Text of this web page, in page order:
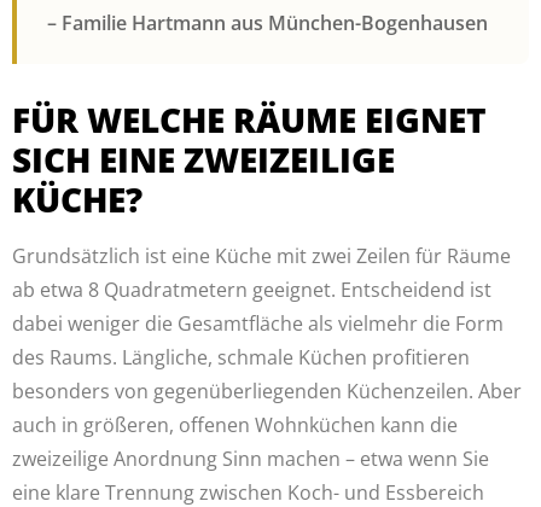
– Familie Hartmann aus München-Bogenhausen
FÜR WELCHE RÄUME EIGNET
SICH EINE ZWEIZEILIGE
KÜCHE?
Grundsätzlich ist eine Küche mit zwei Zeilen für Räume
ab etwa 8 Quadratmetern geeignet. Entscheidend ist
dabei weniger die Gesamtfläche als vielmehr die Form
des Raums. Längliche, schmale Küchen profitieren
besonders von gegenüberliegenden Küchenzeilen. Aber
auch in größeren, offenen Wohnküchen kann die
zweizeilige Anordnung Sinn machen – etwa wenn Sie
eine klare Trennung zwischen Koch- und Essbereich